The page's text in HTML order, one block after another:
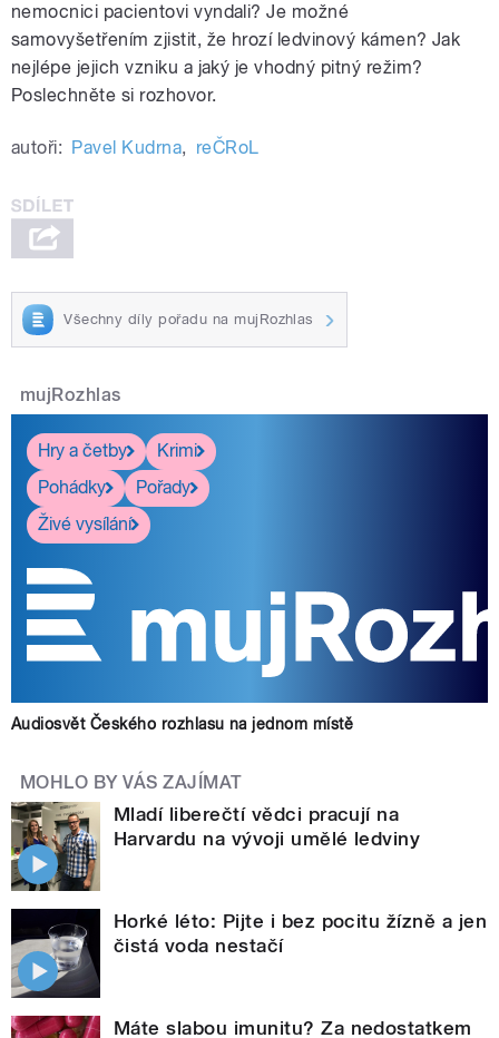
nemocnici pacientovi vyndali? Je možné
samovyšetřením zjistit, že hrozí ledvinový kámen? Jak
nejlépe jejich vzniku a jaký je vhodný pitný režim?
Poslechněte si rozhovor.
autoři: Pavel Kudrna, reČRoL
Všechny díly pořadu na mujRozhlas
mujRozhlas
Hry a četby
Krimi
Pohádky
Pořady
Živé vysílání
Audiosvět Českého rozhlasu na jednom místě
MOHLO BY VÁS ZAJÍMAT
Mladí liberečtí vědci pracují na
Harvardu na vývoji umělé ledviny
Horké léto: Pijte i bez pocitu žízně a jen
čistá voda nestačí
Máte slabou imunitu? Za nedostatkem